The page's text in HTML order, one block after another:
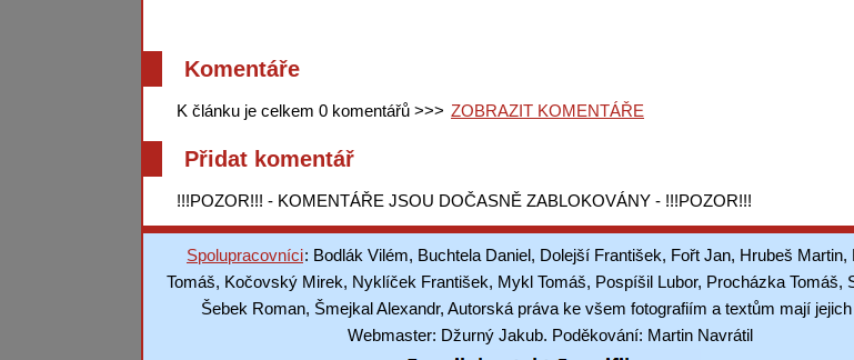
Komentáře
K článku je celkem 0 komentářů >>> ZOBRAZIT KOMENTÁŘE
Přidat komentář
!!!POZOR!!! - KOMENTÁŘE JSOU DOČASNĚ ZABLOKOVÁNY - !!!POZOR!!!
Spolupracovníci: Bodlák Vilém, Buchtela Daniel, Dolejší František, Fořt Jan, Hrubeš Martin,
Tomáš, Kočovský Mirek, Nyklíček František, Mykl Tomáš, Pospíšil Lubor, Procházka Tomáš,
Šebek Roman, Šmejkal Alexandr, Autorská práva ke všem fotografiím a textům mají jejich
Webmaster: Džurný Jakub. Poděkování: Martin Navrátil